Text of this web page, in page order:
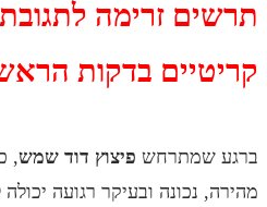
בדקות הראשונות
פיצוץ דוד שמש, כל
ובעיקר רגועה יכולה להיות